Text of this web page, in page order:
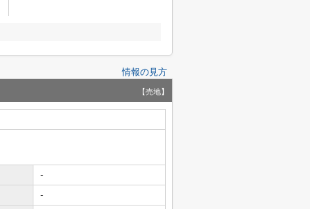
情報の見方
【売地】
-
-